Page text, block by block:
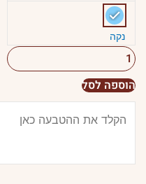
נקה
הוספה לסל